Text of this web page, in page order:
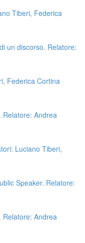
Tiberi, Federica
un discorso. Relatore:
Federica Cortina
Relatore: Andrea
Luciano Tiberi,
Speaker. Relatore:
Andrea